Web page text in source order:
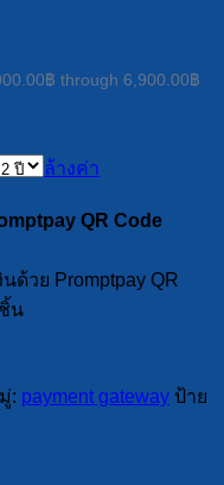
฿ through 6,900.00฿
ล้างค่า
QR Code
ด้วย Promptpay QR
น
: payment gateway ป้าย